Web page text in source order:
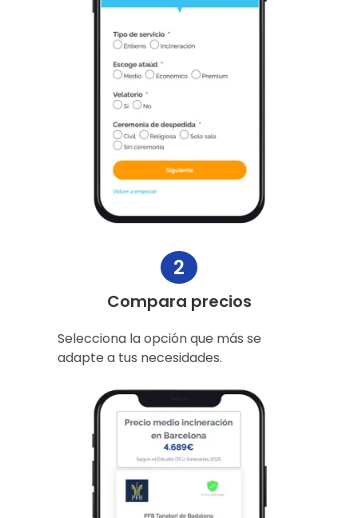
2
Compara precios
Selecciona la opción que más se
adapte a tus necesidades.